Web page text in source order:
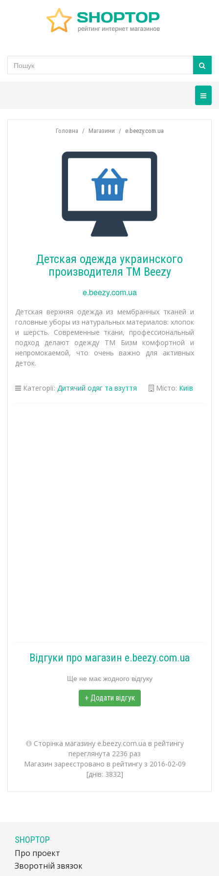
Головна Магазини e.beezy.com.ua
Детская одежда украинского
производителя ТМ Beezy
e.beezy.com.ua
Детская верхняя одежда из мембранных тканей и
головные уборы из натуральных материалов: хлопок
и шерсть. Современные ткани, профессиональный
подход делают одежду ТМ Бизм комфортной и
непромокаемой, что очень важно для активных
деток.
Категорії: Дитячий одяг та взуття Місто: Київ
Відгуки про магазин e.beezy.com.ua
Ще не має жодного відгуку
+ Додати відгук
Сторінка магазину e.beezy.com.ua в рейтингу
переглянута 2236 раз
Магазин зареєстровано в рейтингу з 2016-02-09
[днів: 3832]
SHOPTOP
Про проект
Зворотній звязок